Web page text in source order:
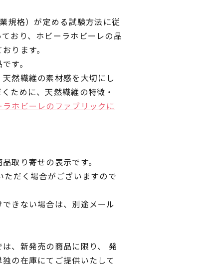
規格）が定める試験方法に従
おり、ホビーラホビーレの品
ります。
す。
然繊維の素材感を大切にし
ために、天然繊維の特徴・
ラホビーレのファブリックに
取り寄せの表示です。
だく場合がございますので
きない場合は、別途メール
、新発売の商品に限り、 発
の在庫にてご提供いたして